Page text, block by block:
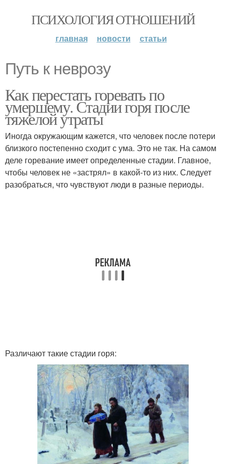
ПСИХОЛОГИЯ ОТНОШЕНИЙ
главная новости статьи
Путь к неврозу
Как перестать горевать по
умершему. Стадии горя после
тяжелой утраты
Иногда окружающим кажется, что человек после потери
близкого постепенно сходит с ума. Это не так. На самом
деле горевание имеет определенные стадии. Главное,
чтобы человек не «застрял» в какой-то из них. Следует
разобраться, что чувствуют люди в разные периоды.
Различают такие стадии горя: